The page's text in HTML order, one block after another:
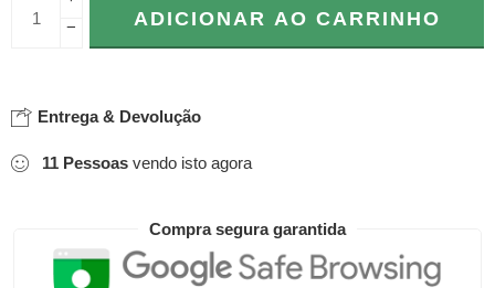
−
ADICIONAR AO CARRINHO
Entrega & Devolução
11 Pessoas vendo isto agora
Compra segura garantida